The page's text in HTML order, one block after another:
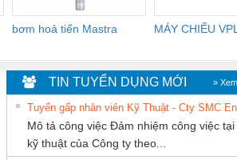
bơm hoả tiển Mastra MÁY CHIẾU
TIN TUYỂN DỤNG MỚI »
Mô tả công việc Đảm nhiệm công việc tại
kỹ thuật của Công ty theo...